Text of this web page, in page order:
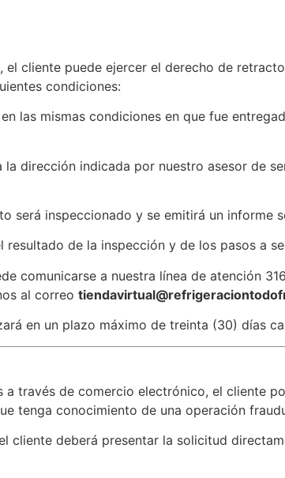
, el cliente puede ejercer el derecho de
condiciones:
las mismas condiciones en que fue
la dirección indicada por nuestro asesor de
será inspeccionado y se emitirá un informe
de la inspección y de los pasos a
comunicarse a nuestra línea de atención
al correo
en un plazo máximo de treinta (30) días
a través de comercio electrónico, el cliente
tenga conocimiento de una operación
cliente deberá presentar la solicitud